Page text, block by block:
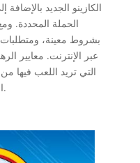
الحملة المحددة.
بشروط معينة،
عبر الإنترنت. معايير
التي تريد اللعب فيها من
الخاصة بك قبل أن تقوم أيضًا بسحبها.